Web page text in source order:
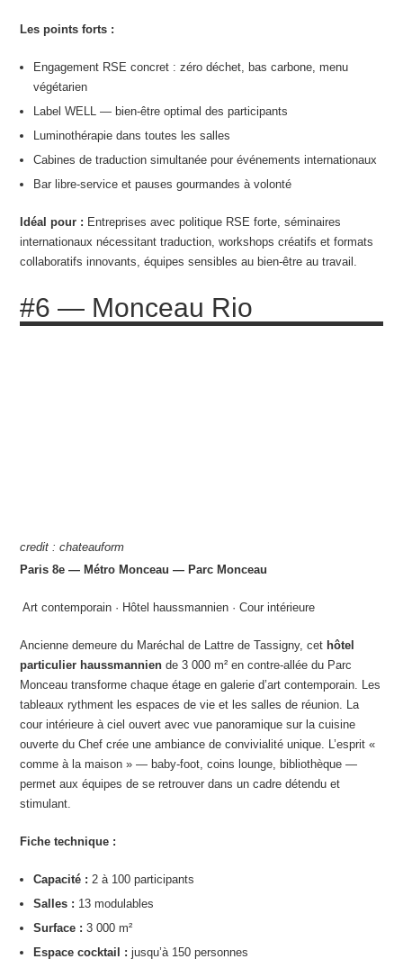
Les points forts :
Engagement RSE concret : zéro déchet, bas carbone, menu
végétarien
Label WELL — bien-être optimal des participants
Luminothérapie dans toutes les salles
Cabines de traduction simultanée pour événements internationaux
Bar libre-service et pauses gourmandes à volonté
Idéal pour : Entreprises avec politique RSE forte, séminaires
internationaux nécessitant traduction, workshops créatifs et formats
collaboratifs innovants, équipes sensibles au bien-être au travail.
#6 — Monceau Rio
credit : chateauform
Paris 8e — Métro Monceau — Parc Monceau
️ Art contemporain · Hôtel haussmannien · Cour intérieure
Ancienne demeure du Maréchal de Lattre de Tassigny, cet hôtel
particulier haussmannien de 3 000 m² en contre-allée du Parc
Monceau transforme chaque étage en galerie d’art contemporain. Les
tableaux rythment les espaces de vie et les salles de réunion. La
cour intérieure à ciel ouvert avec vue panoramique sur la cuisine
ouverte du Chef crée une ambiance de convivialité unique. L’esprit «
comme à la maison » — baby-foot, coins lounge, bibliothèque —
permet aux équipes de se retrouver dans un cadre détendu et
stimulant.
Fiche technique :
Capacité : 2 à 100 participants
Salles : 13 modulables
Surface : 3 000 m²
Espace cocktail : jusqu’à 150 personnes